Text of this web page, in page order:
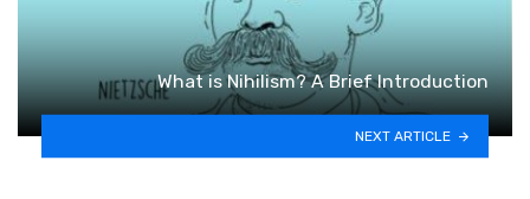
What is Nihilism? A Brief Introduction
NEXT ARTICLE